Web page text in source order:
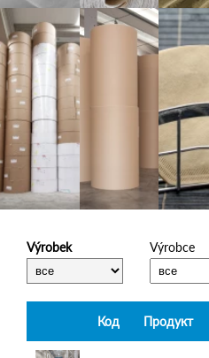
Výrobek Výrobce
Код Продукт